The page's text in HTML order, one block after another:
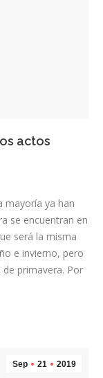
actos
mayoría ya han
se encuentran en
será la misma
e invierno, pero
primavera. Por
Sep 21 2019